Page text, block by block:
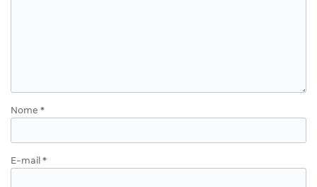
Nome *
E-mail *